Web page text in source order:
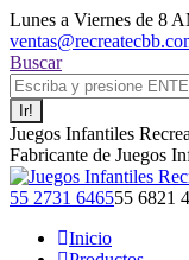
Saltar
al
contenido
Lunes a Viernes de 8
Buscar:
Buscar
Juegos Infantiles
Fabricante de Juegos
Facebook
opens
X
opens
Instagram
opens
YouTube
opens
55 2731 646555 6821
Inicio